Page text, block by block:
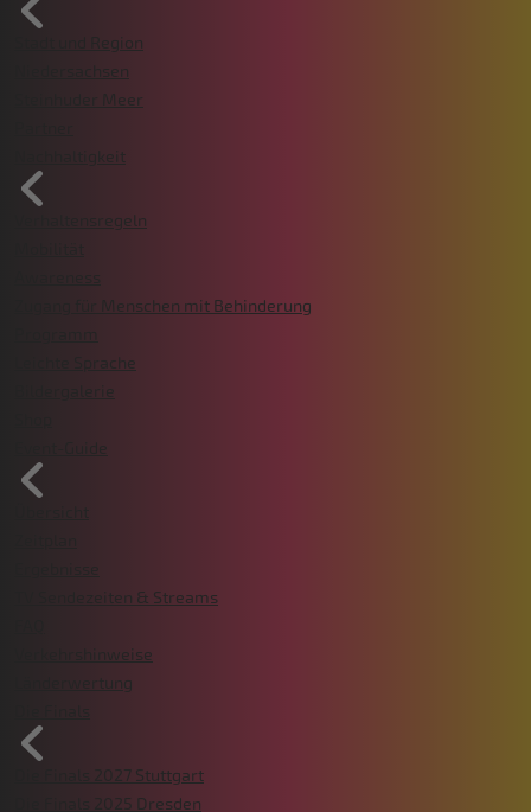
Stadt und Region
Niedersachsen
Steinhuder Meer
Nachhaltigkeit
Verhaltensregeln
Zugang für Menschen mit Behinderung
Leichte Sprache
Bildergalerie
TV Sendezeiten & Streams
Verkehrshinweise
Länderwertung
Die Finals 2027 Stuttgart
Die Finals 2025 Dresden